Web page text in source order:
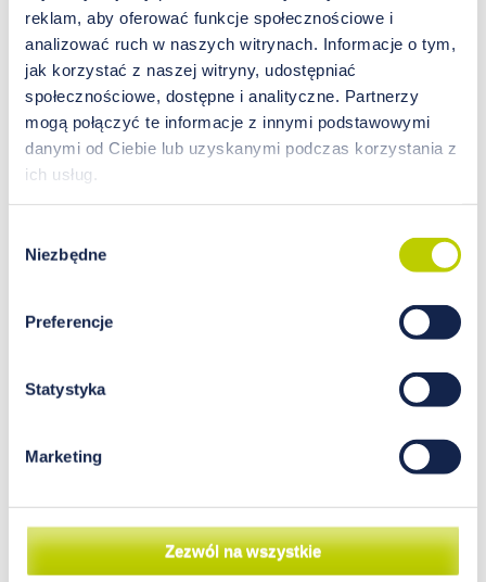
reklam, aby oferować funkcje społecznościowe i
analizować ruch w naszych witrynach. Informacje o tym,
jak korzystać z naszej witryny, udostępniać
społecznościowe, dostępne i analityczne. Partnerzy
mogą połączyć te informacje z innymi podstawowymi
danymi od Ciebie lub uzyskanymi podczas korzystania z
ich usług.
zgody
Niezbędne
Preferencje
Statystyka
Marketing
Zezwól na wszystkie
Analiza wpływu wybranych
funkcjonowanie tkanki kostnej
Kość jako element narządu ruchu stanowi
bogate źródło do prowadzenia badań
upodobała sobie badanie kości pod kątem
patologii, przede wszystkim związanych z
zaburzeń funkcji motorycznych. Kości jednak są
także prężnie działającym, żywym elementem
organizmu. Wpływu na nie możemy
dopatrywać się w praktycznie wszystkich
elementach środowiska, począwszy od